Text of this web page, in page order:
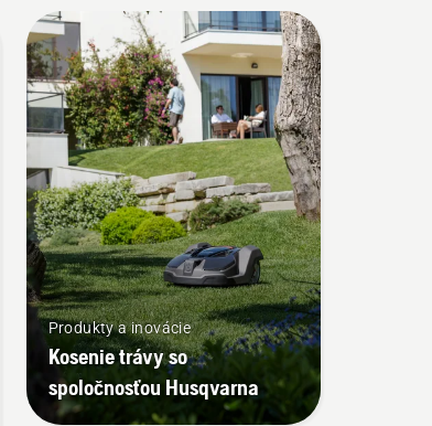
Produkty a inovácie
Kosenie trávy so
spoločnosťou Husqvarna